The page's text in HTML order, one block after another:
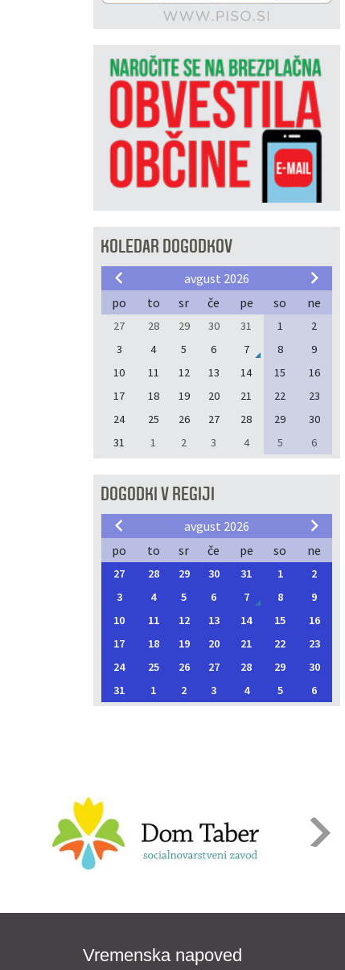
KOLEDAR DOGODKOV
avgust 2026
po
to sr če pe so ne
27 28 29 30 31 1
2
3
4 5 6 7 8
9
10
11 12 13 14 15
16
17
18 19 20 21 22
23
24
25 26 27 28 29
30
31
1 2 3 4 5 6
DOGODKI V REGIJI
avgust 2026
po
to sr če pe so ne
27 28 29 30 31 1
2
3
4 5 6 7 8
9
10
11 12 13 14 15
16
17
18 19 20 21 22
23
24
25 26 27 28 29
30
31
1 2 3 4 5 6
Vremenska napoved